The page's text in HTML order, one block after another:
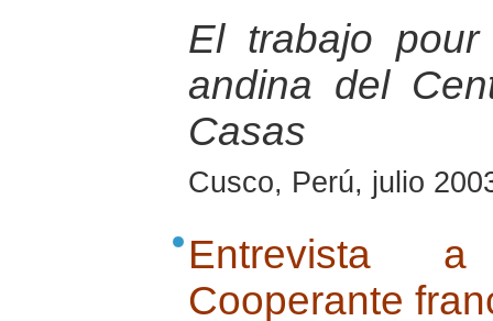
El trabajo
andina del
Casas
Cusco, Perú, julio
Entrevista
Cooperante